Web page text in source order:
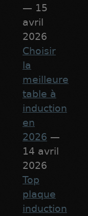
— 15
avril
2026
Choisir
la
meilleure
table à
induction
en
2026 —
14 avril
2026
Top
plaque
induction